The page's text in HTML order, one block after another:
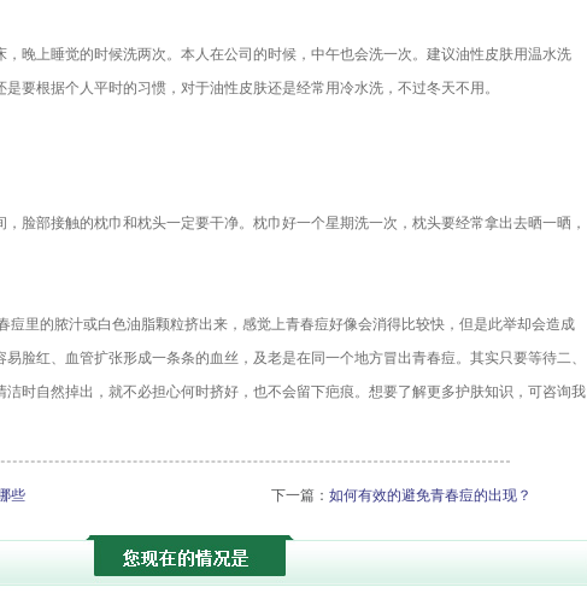
晚上睡觉的时候洗两次。本人在公司的时候，中午也会洗一次。建议油性皮肤用温水洗
要根据个人平时的习惯，对于油性皮肤还是经常用冷水洗，不过冬天不用。
脸部接触的枕巾和枕头一定要干净。枕巾好一个星期洗一次，枕头要经常拿出去晒一晒，
里的脓汁或白色油脂颗粒挤出来，感觉上青春痘好像会消得比较快，但是此举却会造成
脸红、血管扩张形成一条条的血丝，及老是在同一个地方冒出青春痘。其实只要等待二、
洁时自然掉出，就不必担心何时挤好，也不会留下疤痕。想要了解更多护肤知识，可咨询我
些 下一篇： 如何有效的避免青春痘的出现？